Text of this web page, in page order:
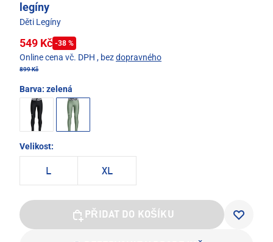
legíny
Děti Legíny
549 Kč -38 %
Online cena vč. DPH , bezdopravného
899 Kč
Barva: zelená
Velikost:
L XL
PŘIDAT DO KOŠÍKU